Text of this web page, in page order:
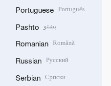
Portuguese Português
Pashto پښتو
Romanian Română
Russian Русский
Serbian Српски